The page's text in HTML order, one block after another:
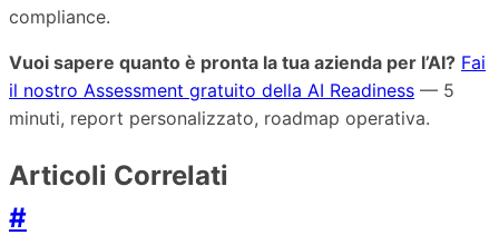
compliance.
Vuoi sapere quanto è pronta la tua azienda per l’AI? Fai
il nostro Assessment gratuito della AI Readiness — 5
minuti, report personalizzato, roadmap operativa.
Articoli Correlati
#